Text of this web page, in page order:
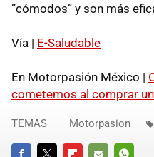
“cómodos” y son más
Vía | E-Saludable
En Motorpasión México |
cometemos al comprar
TEMAS Motorpasion